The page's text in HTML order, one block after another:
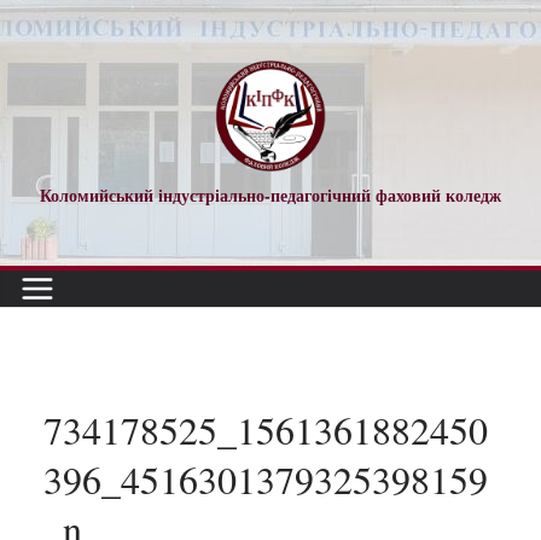
Перейти
до
Коломийський індустріально-педагогічний фаховий коледж
734178525_1561361882450
396_4516301379325398159
_n